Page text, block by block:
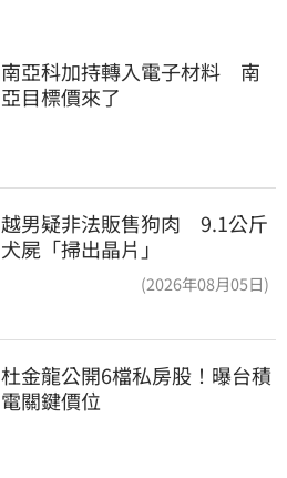
南亞科加持轉入電子材料　南
亞目標價來了
越男疑非法販售狗肉 9.1公斤
犬屍「掃出晶片」
(2026年08月05日)
杜金龍公開6檔私房股！曝台積
電關鍵價位